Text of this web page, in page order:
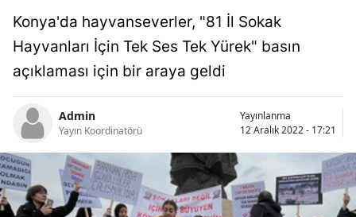
Artvin
Balıkesir
Bingöl
Bitlis
Konya'da hayvanseverler, "81 İl Sokak
Hayvanları İçin Tek Ses Tek Yürek" basın
açıklaması için bir araya geldi
Admin
Yayın Koordinatörü
Yayınlanma
12 Aralık 2022 - 17:21